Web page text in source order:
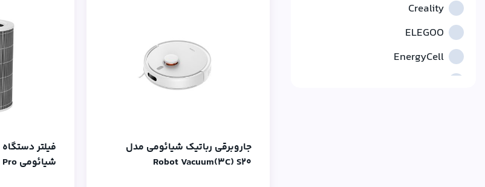
Creality
ELEGOO
EnergyCell
جاروبرقی رباتیک شیائومی مدل
Robot Vacuum(3C) S20
فیلتر
شیائومی Air Purifier 4 Pro